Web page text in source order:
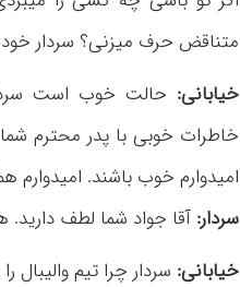
متناقض حرف میزنی؟ سردار
خیابانی: حالت خوب است
خاطرات خوبی با پدر محترم
امیدوارم خوب باشند.
سردار: آقا جواد شما لطف
خیابانی: سردار چرا تیم